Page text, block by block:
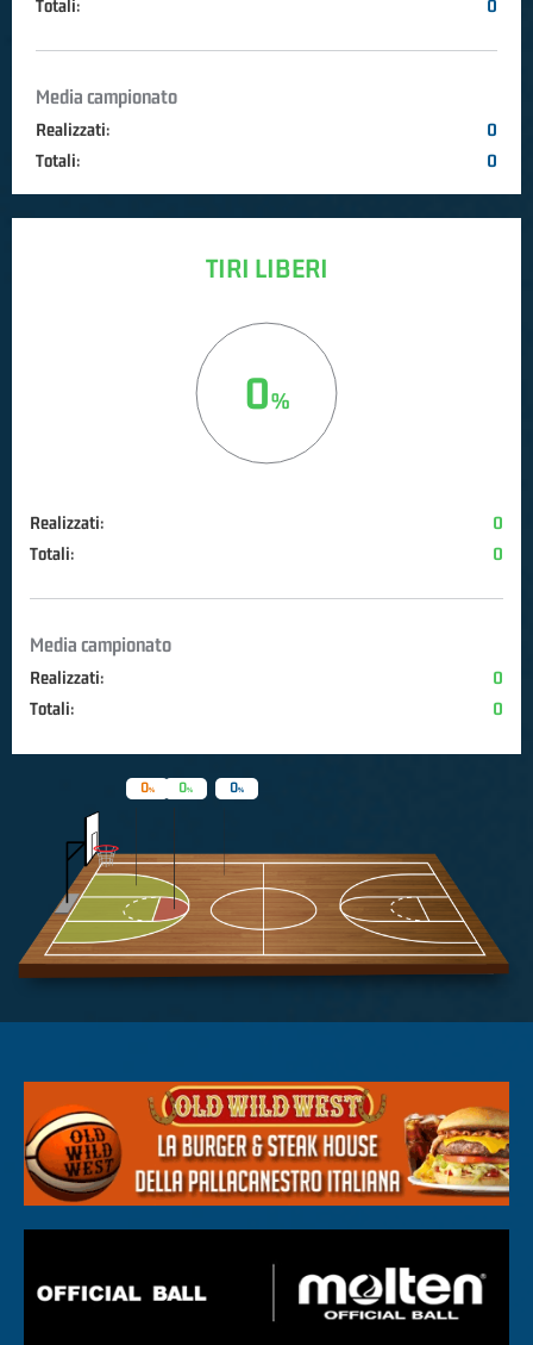
Totali: 0
Media campionato
Realizzati:
0
Totali:
0
TIRI LIBERI
0
Realizzati:
0
Totali:
0
Media campionato
Realizzati:
0
Totali:
0
0
0 0